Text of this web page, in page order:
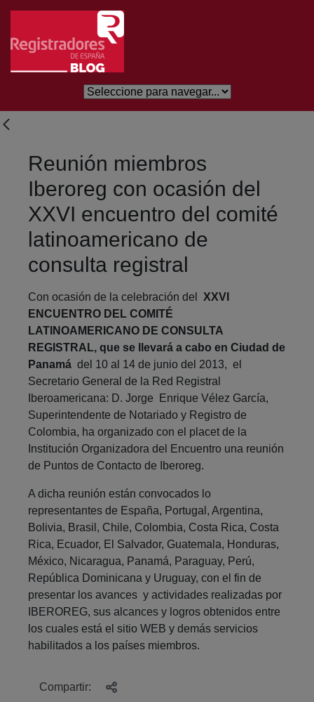
Eduki nagusira joan
Reunión miembros
Iberoreg con ocasión del
XXVI encuentro del comité
latinoamericano de
consulta registral
Con ocasión de la celebración del XXVI
ENCUENTRO DEL COMITÉ
LATINOAMERICANO DE CONSULTA
REGISTRAL, que se llevará a cabo en Ciudad de
Panamá del 10 al 14 de junio del 2013, el
Secretario General de la Red Registral
Iberoamericana: D. Jorge Enrique Vélez García,
Superintendente de Notariado y Registro de
Colombia, ha organizado con el placet de la
Institución Organizadora del Encuentro una reunión
de Puntos de Contacto de Iberoreg.
A dicha reunión están convocados lo
representantes de España, Portugal, Argentina,
Bolivia, Brasil, Chile, Colombia, Costa Rica, Costa
Rica, Ecuador, El Salvador, Guatemala, Honduras,
México, Nicaragua, Panamá, Paraguay, Perú,
República Dominicana y Uruguay, con el fin de
presentar los avances y actividades realizadas por
IBEROREG, sus alcances y logros obtenidos entre
los cuales está el sitio WEB y demás servicios
habilitados a los países miembros.
Compartir: